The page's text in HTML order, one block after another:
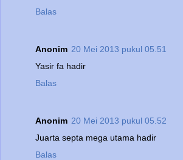
Balas
Anonim 20 Mei 2013 pukul 05.51
Yasir fa hadir
Balas
Anonim 20 Mei 2013 pukul 05.52
Juarta septa mega utama hadir
Balas